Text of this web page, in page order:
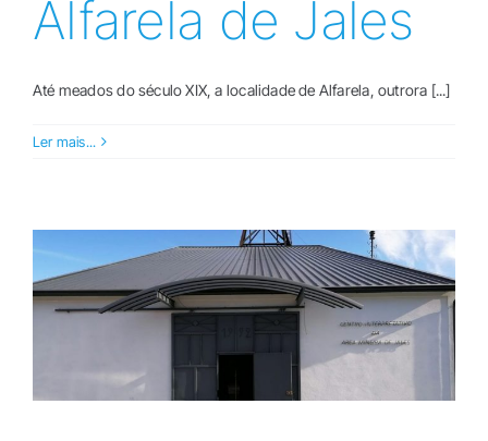
Alfarela de Jales
Até meados do século XIX, a localidade de Alfarela, outrora [...]
Ler mais...